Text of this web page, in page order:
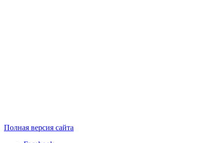
Полная версия сайта